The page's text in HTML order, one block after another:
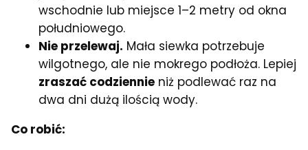
wschodnie lub miejsce 1–2 metry od okna
południowego.
Nie przelewaj. Mała siewka potrzebuje
wilgotnego, ale nie mokrego podłoża. Lepiej
zraszać codziennie niż podlewać raz na
dwa dni dużą ilością wody.
Co robić: